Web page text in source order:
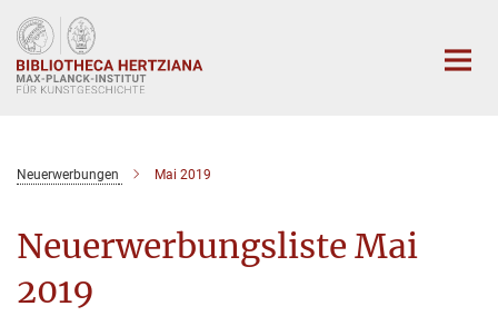
Hauptinhalt
Neuerwerbungen Mai 2019
Neuerwerbungsliste Mai
2019